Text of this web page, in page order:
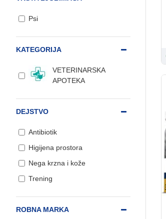
KATEGORIJA
VETERINARSKA
APOTEKA
DEJSTVO
Antibiotik
Higijena prostora
Nega krzna i kože
Trening
ROBNA MARKA
Psi